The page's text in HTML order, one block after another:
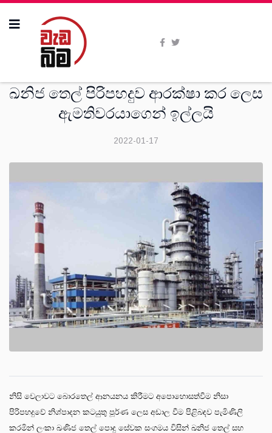
ඛනිජ තෙල් පිරිපහදුව ආරක්ෂා කර ලෙස
ඇමතිවරයාගෙන් ඉල්ලයි
2022-01-17
නිසි වෙලාවට බොරතෙල් ආනයනය කිරීමට අපොහොසත්වීම නිසා
පිරිපහදුවේ නිශ්පාදන කටයුතු පූර්ණ ලෙස අඩාල වීම පිළිබඳව පැමිණිලි
කරමින් ලංකා ඛණිජ තෙල් පොදු සේවක සංගමය විසින් ඛනිජ තෙල් සහ